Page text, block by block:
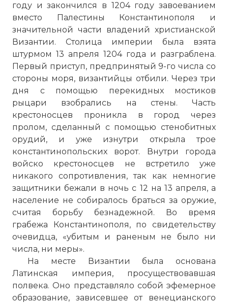
году и закончился в 1204 году завоеванием
вместо Палестины Константинополя и
значительной части владений христианской
Византии. Столица империи была взята
штурмом 13 апреля 1204 года и разграблена.
Первый приступ, предпринятый 9-го числа со
стороны моря, византийцы отбили. Через три
дня с помощью перекидных мостиков
рыцари взобрались на стены. Часть
крестоносцев проникла в город через
пролом, сделанный с помощью стенобитных
орудий, и уже изнутри открыла трое
константинопольских ворот. Внутри города
войско крестоносцев не встретило уже
никакого сопротивления, так как немногие
защитники бежали в ночь с 12 на 13 апреля, а
население не собиралось браться за оружие,
считая борьбу безнадежной. Во время
грабежа Константинополя, по свидетельству
очевидца, «убитым и раненым не было ни
числа, ни меры».
На месте Византии была основана
Латинская империя, просуществовавшая
полвека. Оно представляло собой эфемерное
образование, зависевшее от венецианского